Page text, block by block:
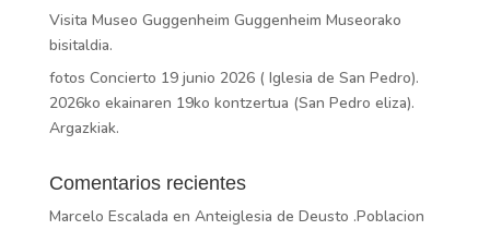
Visita Museo Guggenheim Guggenheim Museorako
bisitaldia.
fotos Concierto 19 junio 2026 ( Iglesia de San Pedro).
2026ko ekainaren 19ko kontzertua (San Pedro eliza).
Argazkiak.
Comentarios recientes
Marcelo Escalada en Anteiglesia de Deusto .Poblacion